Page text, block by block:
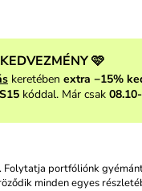
🩷
keretében extra −15%
kóddal. Már csak
Folytatja portfóliónk
minden egyes